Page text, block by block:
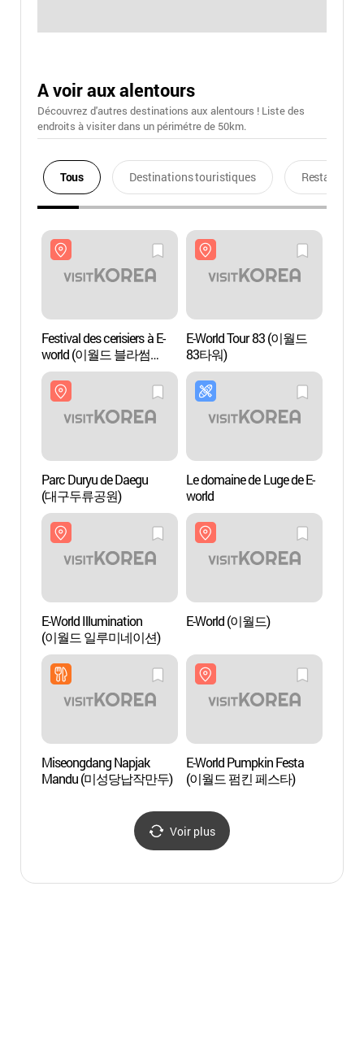
A voir aux alentours
Découvrez d'autres destinations aux alentours ! Liste des
endroits à visiter dans un périmétre de 50km.
Tous Destinations touristiques Restaurants
Festival des cerisiers à E-
world (이월드 블라썸
피크닉)
E-World Tour 83 (이월드
83타워)
Parc Duryu de Daegu
(대구두류공원)
Le domaine de Luge de E-
world
E-World Illumination
(이월드 일루미네이션)
E-World (이월드)
Miseongdang Napjak
Mandu (미성당납작만두)
E-World Pumpkin Festa
(이월드 펌킨 페스타)
Voir plus